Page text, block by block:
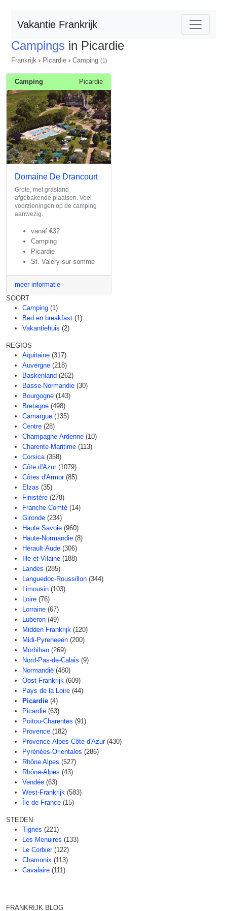
Vakantie Frankrijk
Campings in Picardie
Frankrijk › Picardie › Camping (1)
Camping Picardie
Domaine De Drancourt
Grote, met grasland
afgebakende plaatsen. Veel
voorzieningen op de camping
aanwezig.
vanaf €32
Camping
Picardie
St. Valery-sur-somme
meer informatie
SOORT
Camping (1)
Bed en breakfast (1)
Vakantiehuis (2)
REGIOS
Aquitaine (317)
Auvergne (218)
Baskenland (262)
Basse-Normandie (30)
Bourgogne (143)
Bretagne (498)
Camargue (135)
Centre (28)
Champagne-Ardenne (10)
Charente-Maritime (113)
Corsica (358)
Côte d'Azur (1079)
Côtes d'Armor (85)
Elzas (35)
Finistère (278)
Franche-Comté (14)
Gironde (234)
Haute Savoie (960)
Haute-Normandie (8)
Hérault-Aude (306)
Ille-et-Vilaine (188)
Landes (285)
Languedoc-Roussillon (344)
Limousin (103)
Loire (76)
Lorraine (67)
Luberon (49)
Midden Frankrijk (120)
Midi-Pyreneeën (200)
Morbihan (269)
Nord-Pas-de-Calais (9)
Normandië (480)
Oost-Frankrijk (609)
Pays de la Loire (44)
Picardie (4)
Picardië (63)
Poitou-Charentes (91)
Provence (182)
Provence-Alpes-Côte d'Azur (430)
Pyrénées-Orientales (286)
Rhône Alpes (527)
Rhône-Alpes (43)
Vendée (63)
West-Frankrijk (583)
Île-de-France (15)
STEDEN
Tignes (221)
Les Menuires (133)
Le Corbier (122)
Chamonix (113)
Cavalaire (111)
FRANKRIJK BLOG